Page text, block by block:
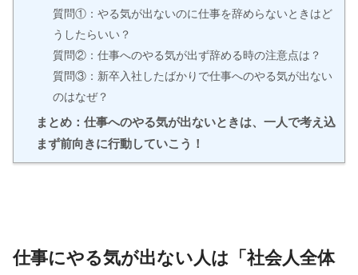
質問①：やる気が出ないのに仕事を辞めらないときはど
うしたらいい？
質問②：仕事へのやる気が出ず辞める時の注意点は？
質問③：新卒入社したばかりで仕事へのやる気が出ない
のはなぜ？
まとめ：仕事へのやる気が出ないときは、一人で考え込
まず前向きに行動していこう！
仕事にやる気が出ない人は「社会人全体